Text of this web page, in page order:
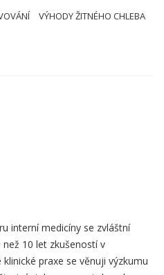
VÝHODY ŽITNÉHO CHLEBA
interní medicíny se zvláštní
10 let zkušeností v
praxe se věnuji výzkumu